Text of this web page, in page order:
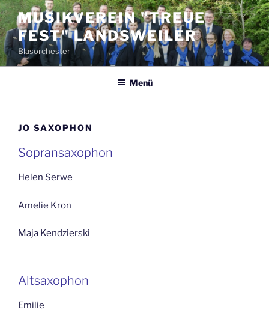
Zum
Inhalt
springen
MUSIKVEREIN "TREUE
FEST" LANDSWEILER
Blasorchester
Menü
JO SAXOPHON
Sopransaxophon
Helen Serwe
Amelie Kron
Maja Kendzierski
Altsaxophon
Emilie